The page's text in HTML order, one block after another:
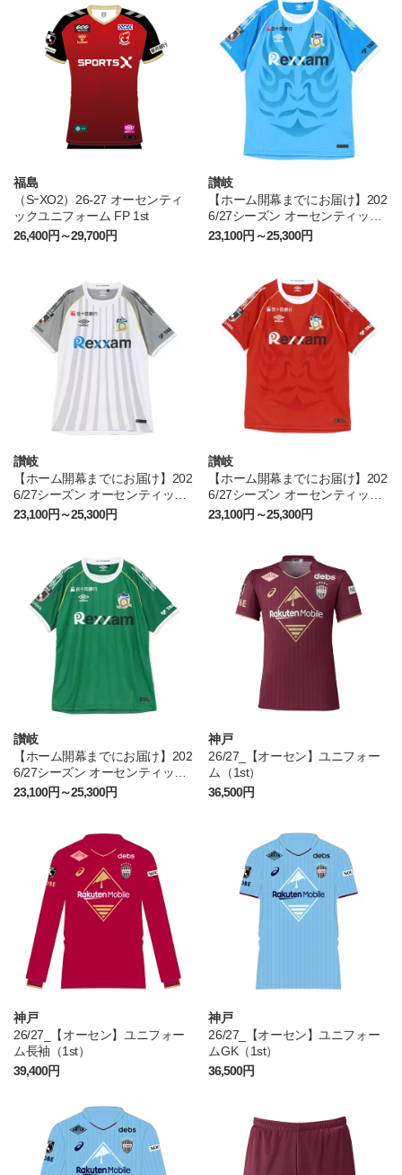
福島
（SｰXO2）26-27 オーセンティ
ックユニフォーム FP 1st
26,400円～29,700円
讃岐
【ホーム開幕までにお届け】202
6/27シーズン オーセンティック
ユニフォーム FP1st
23,100円～25,300円
讃岐
【ホーム開幕までにお届け】202
6/27シーズン オーセンティック
ユニフォーム FP2nd
23,100円～25,300円
讃岐
【ホーム開幕までにお届け】202
6/27シーズン オーセンティック
ユニフォーム GK1st
23,100円～25,300円
讃岐
【ホーム開幕までにお届け】202
6/27シーズン オーセンティック
ユニフォーム GK2nd
23,100円～25,300円
神戸
26/27_【オーセン】ユニフォー
ム（1st）
36,500円
神戸
26/27_【オーセン】ユニフォー
ム長袖（1st）
39,400円
神戸
26/27_【オーセン】ユニフォー
ムGK（1st）
36,500円